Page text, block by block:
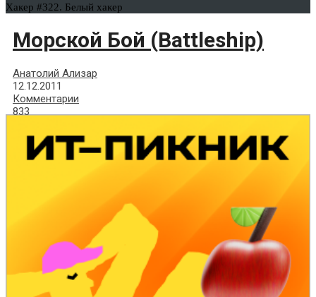
Хакер #322. Белый хакер
Морской Бой (Battleship)
Анатолий Ализар
12.12.2011
Комментарии
833